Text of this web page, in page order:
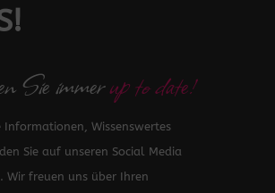
Sie immerup to date!
Wissenswertes
Sie auf unseren Social Media
Wir freuen uns über Ihren